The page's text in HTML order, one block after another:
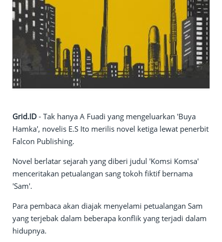
Grid.ID - Tak hanya A Fuadi yang mengeluarkan 'Buya
Hamka', novelis E.S Ito merilis novel ketiga lewat penerbit
Falcon Publishing.
Novel berlatar sejarah yang diberi judul 'Komsi Komsa'
menceritakan petualangan sang tokoh fiktif bernama
'Sam'.
Para pembaca akan diajak menyelami petualangan Sam
yang terjebak dalam beberapa konflik yang terjadi dalam
hidupnya.